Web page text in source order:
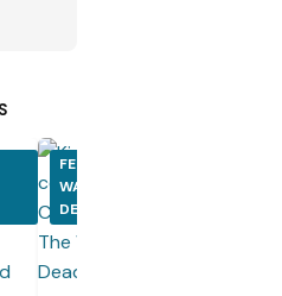
FEAR THE
WALKING
DEAD